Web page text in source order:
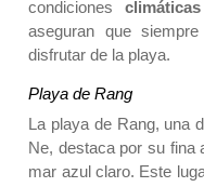
condiciones
aseguran que
disfrutar de la playa.
Playa de Rang
La playa de Rang, una
Ne, destaca por su fina
mar azul claro. Este